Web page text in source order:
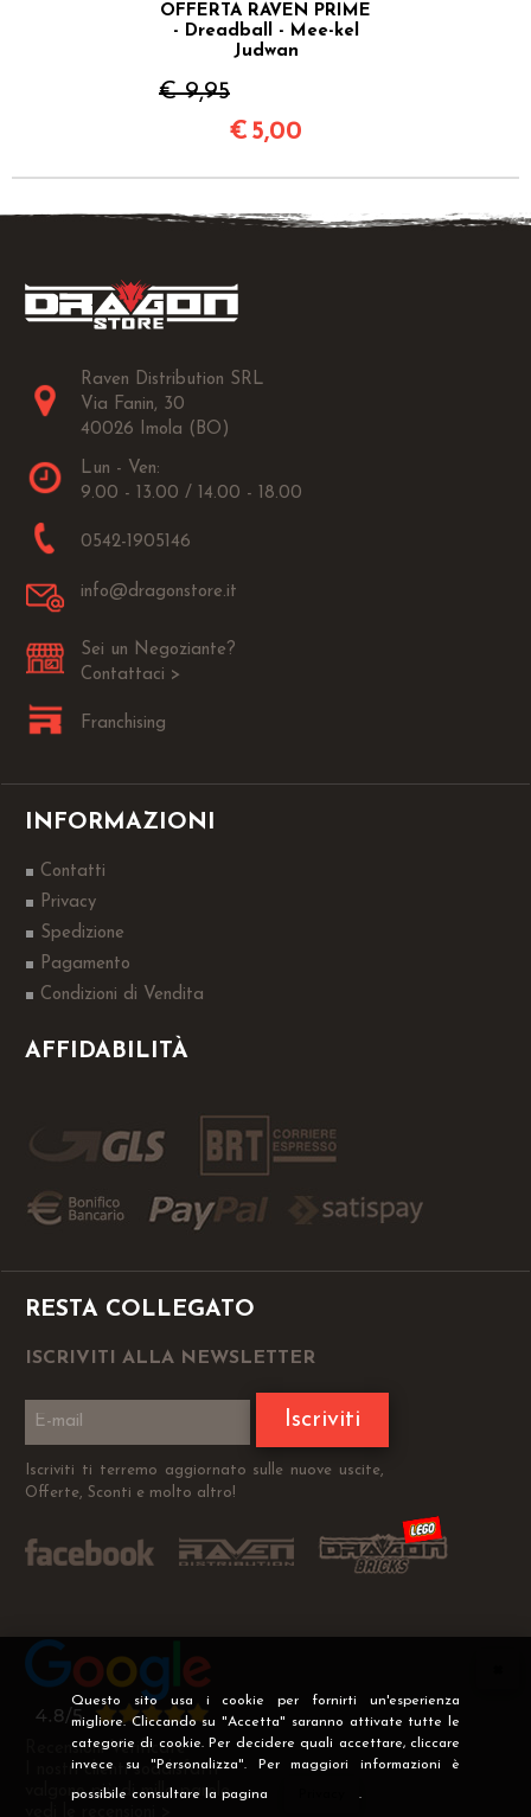
Questo sito usa i cookie per fornirti un'esperienza
migliore. Cliccando su "Accetta" saranno attivate tutte le
categorie di cookie. Per decidere quali accettare, cliccare
invece su "Personalizza". Per maggiori informazioni è
possibile consultare la pagina .
OFFERTA RAVEN PRIME
- Dreadball - Mee-kel
Judwan
€ 9,95
€ 5,00
Raven Distribution SRL
Via Fanin, 30
40026 Imola (BO)
Lun - Ven:
9.00 - 13.00 / 14.00 - 18.00
0542-1905146
info@dragonstore.it
Sei un Negoziante?
Contattaci >
Franchising
INFORMAZIONI
Contatti
Privacy
Spedizione
Pagamento
Condizioni di Vendita
AFFIDABILITÀ
RESTA COLLEGATO
ISCRIVITI ALLA NEWSLETTER
Iscriviti
Iscriviti ti terremo aggiornato sulle nuove uscite,
Offerte, Sconti e molto altro!
Recensioni Verificate
I nostri clienti soddisfatti
valgono più di mille parole